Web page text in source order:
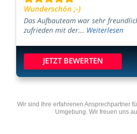
Wunderschön ;-)
Das Aufbauteam war sehr
zufrieden mit der... Weiterlesen
JETZT BEWERTEN
Wir sind Ihre erfahrenen Ansprechpartner
Umgebung. Wir freuen uns